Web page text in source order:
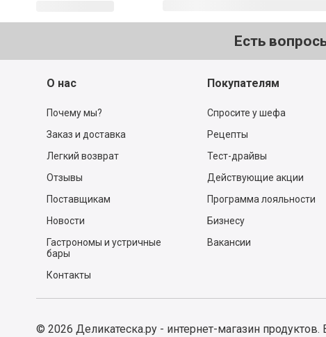
Есть
О нас
Почему мы?
Заказ и доставка
Легкий возврат
Отзывы
Поставщикам
Новости
Гастрономы и устричные
бары
Контакты
Покупателям
Спросите у шефа
Рецепты
Тест-драйвы
Действующие акции
Программа лояльности
Бизнесу
Вакансии
© 2026 Деликатеска.ру - интернет-магазин